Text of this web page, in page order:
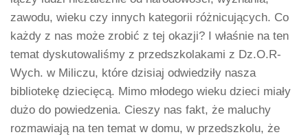
zawodu, wieku czy innych kategorii różnicujących. Co
każdy z nas może zrobić z tej okazji? I właśnie na ten
temat dyskutowaliśmy z przedszkolakami z Dz.O.R-
Wych. w Miliczu, które dzisiaj odwiedziły nasza
bibliotekę dziecięcą. Mimo młodego wieku dzieci miały
dużo do powiedzenia. Cieszy nas fakt, że maluchy
rozmawiają na ten temat w domu, w przedszkolu, że